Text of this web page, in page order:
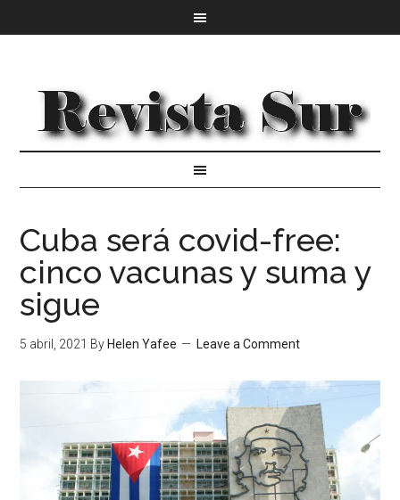
Cuba será covid-free:
cinco vacunas y suma y
sigue
5 abril, 2021 By Helen Yafee Leave a Comment